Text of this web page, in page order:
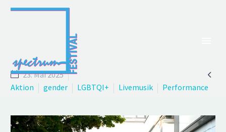

23. Mai 2025
Aktion
gender LGBTQI+ Livemusik Performance